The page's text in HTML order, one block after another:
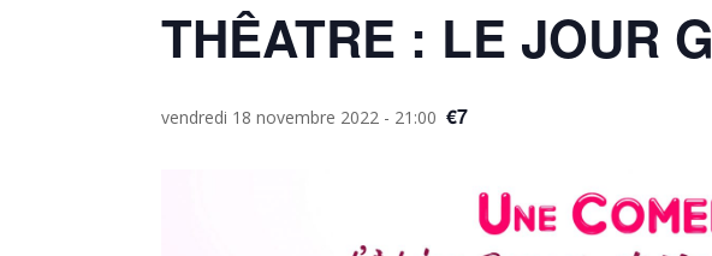
THÊATRE : LE JOUR G
vendredi 18 novembre 2022 - 21:00 €7